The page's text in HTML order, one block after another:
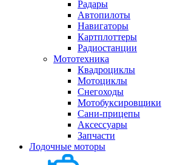
Радары
Автопилоты
Навигаторы
Картплоттеры
Радиостанции
Мототехника
Квадроциклы
Мотоциклы
Снегоходы
Мотобуксировщики
Сани-прицепы
Аксессуары
Запчасти
Лодочные моторы